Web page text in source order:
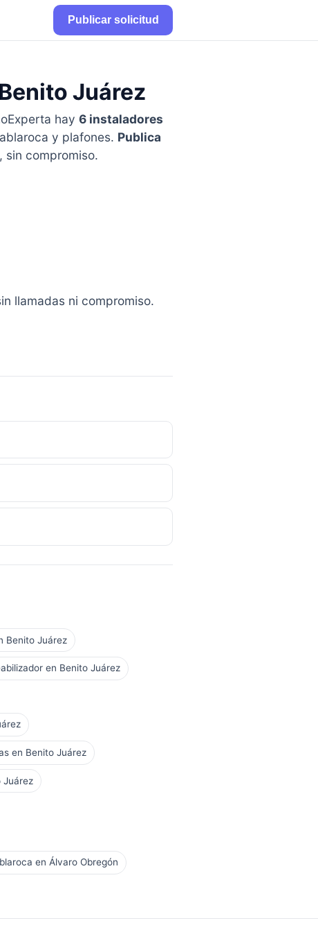
Publicar solicitud
Juárez
hay 6 instaladores
y plafones. Publica
compromiso.
llamadas ni compromiso.
Benito Juárez
en Benito Juárez
en Benito Juárez
Juárez
en Álvaro Obregón